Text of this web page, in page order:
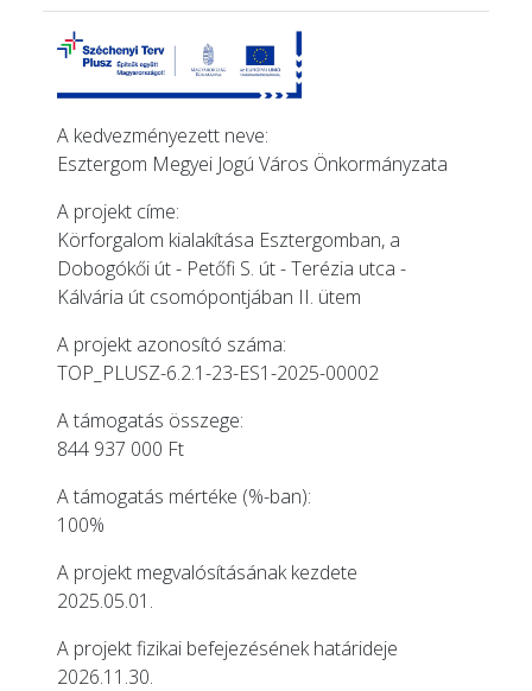
A kedvezményezett neve:
Esztergom Megyei Jogú Város Önkormányzata
A projekt címe:
Körforgalom kialakítása Esztergomban, a
Dobogókői út - Petőfi S. út - Terézia utca -
Kálvária út csomópontjában II. ütem
A projekt azonosító száma:
TOP_PLUSZ-6.2.1-23-ES1-2025-00002
A támogatás összege:
844 937 000 Ft
A támogatás mértéke (%-ban):
100%
A projekt megvalósításának kezdete
2025.05.01.
A projekt fizikai befejezésének határideje
2026.11.30.